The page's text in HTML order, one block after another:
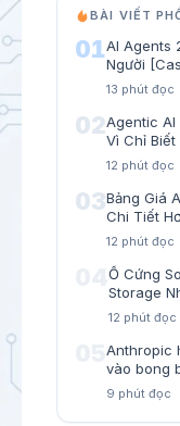
BÀI VIẾT
01AI Agents
Người
13 phút đọc
02Agentic
Vì Chỉ Biết
12 phút đọc
03Bảng Giá
Chi Tiết
12 phút đọc
04Ổ Cứng
Storage
12 phút đọc
05Anthropic
vào bong
9 phút đọc